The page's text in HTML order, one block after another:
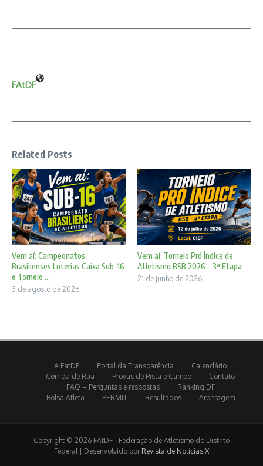
FAtDF
Related Posts
Vem aí: Campeonatos
Brasilienses Loterias Caixa Sub-16
e Torneio ...
3 de agosto de 2026
Vem aí: Torneio Pró Índice de
Atletismo BSB 2026 – 3ª Etapa
21 de junho de 2026
A FatDF Portal da Transparência
Calendário
Corrida de Rua
Provas de Pista e Campo
Contato
FAQ – Perguntas e respostas
Ranking DF
Bolsa Atleta
PERMIT Resultados Arbitragem
Copyright © 2026 FAtDF - Federação de Atletismo do Distrito
Federal | Desenvolvido por Revista de Notícias X